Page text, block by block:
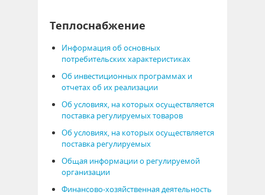
Теплоснабжение
Информация об основных
потребительских характеристиках
Об инвестиционных программах и
отчетах об их реализации
Об условиях, на которых осуществляется
поставка регулируемых товаров
Об условиях, на которых осуществляется
поставка регулируемых
Общая информации о регулируемой
организации
Финансово-хозяйственная деятельность